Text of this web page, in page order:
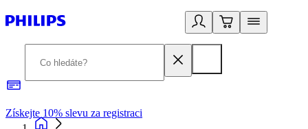
Získejte 10% slevu za registraci